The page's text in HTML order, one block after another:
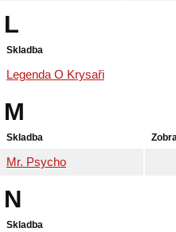
L
Skladba
Legenda O Krysaři
M
Skladba
Mr. Psycho
N
Skladba